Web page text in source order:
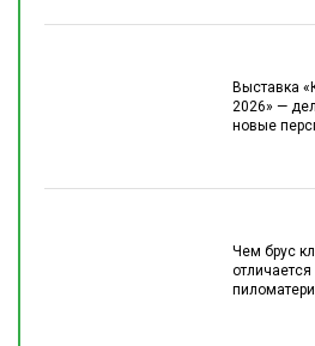
Выставка
2026» —
новые
Чем брус
отличается